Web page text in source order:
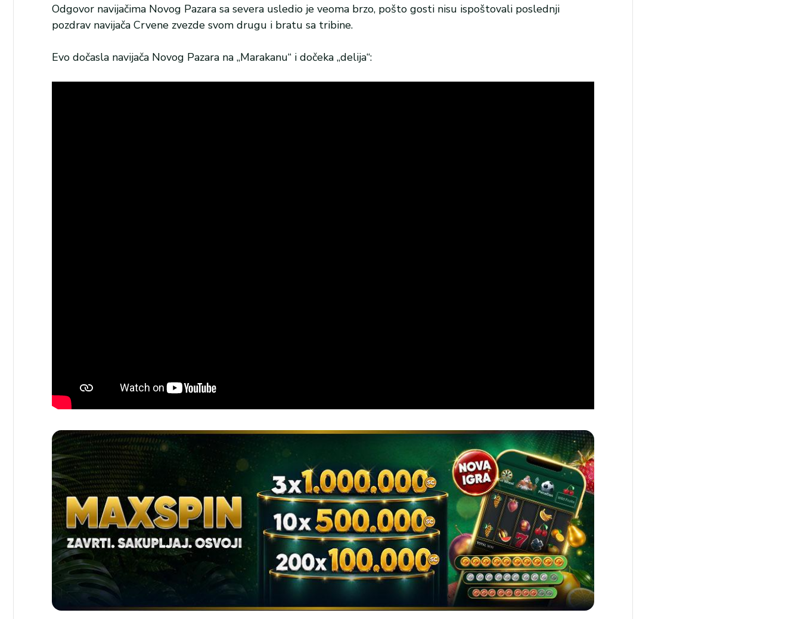
Odgovor navijačima Novog Pazara sa severa usledio je veoma brzo, pošto gosti nisu ispoštovali poslednji
pozdrav navijača Crvene zvezde svom drugu i bratu sa tribine.
Evo dočasla navijača Novog Pazara na „Marakanu“ i dočeka „delija“: